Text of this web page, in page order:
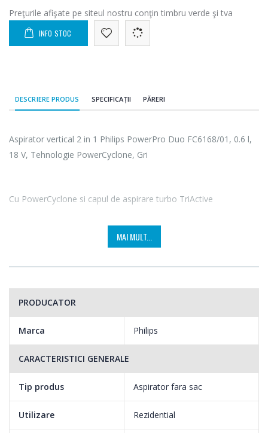
Preţurile afişate pe siteul nostru conţin timbru verde şi tva
INFO STOC
DESCRIERE PRODUS SPECIFICAȚII PĂRERI
Aspirator vertical 2 in 1 Philips PowerPro Duo FC6168/01, 0.6 l,
18 V, Tehnologie PowerCyclone, Gri
Cu PowerCyclone si capul de aspirare turbo TriActive
Noul PowerPro Duo de la Philips iti ofera rezultate de curatare
temeinice pe suprafete dure si covoare. Tehnologia
capteaza mai mult praf si mai multe scame dintr-o singura
miscare.
MAI MULT...
PRODUCATOR
Marca Philips
CARACTERISTICI GENERALE
Tip produs Aspirator fara sac
Utilizare Rezidential